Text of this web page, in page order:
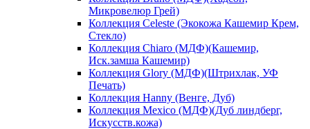
Микровелюр Грей)
Коллекция Celeste (Экокожа Кашемир Крем,
Стекло)
Коллекция Chiaro (МДФ)(Кашемир,
Иск.замша Кашемир)
Коллекция Glory (МДФ)(Штрихлак, УФ
Печать)
Коллекция Hanny (Венге, Дуб)
Коллекция Mexico (МДФ)(Дуб линдберг,
Искусств.кожа)